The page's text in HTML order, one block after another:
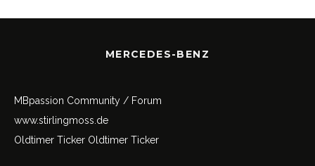
MERCEDES-BENZ
MBpassion Community / Forum
www.stirlingmoss.de
Oldtimer Ticker Oldtimer Ticker